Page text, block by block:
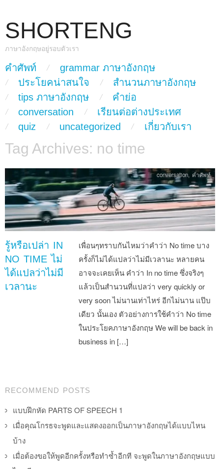
SHORTENG
ภาษาอังกฤษอยู่รอบตัวเรา
Main Menu
skip to content
คำศัพท์
grammar ภาษาอังกฤษ
ประโยคน่าสนใจ
สำนวนภาษาอังกฤษ
tips ภาษาอังกฤษ
คำย่อ
conversation
เรียนต่อต่างประเทศ
quiz
uncategorized เกี่ยวกับเรา
Tag Archives: no time
รู้หรือเปล่า IN
NO TIME ไม่
ได้แปลว่าไม่มี
เวลานะ
เพื่อนๆทราบกันไหมว่าคำว่า No time บาง
ครั้งก็ไม่ได้แปลว่าไม่มีเวลานะ หลายคน
อาจจะเคยเห็น คำว่า In no time ซึ่งจริงๆ
แล้วเป็นสำนวนที่แปลว่า very quickly or
very soon ไม่นานเท่าไหร่ อีกไม่นาน แป๊บ
เดียว นั้นเอง ตัวอย่างการใช้คำว่า No time
ในประโยคภาษาอังกฤษ We will be back in
business in […]
conversation, คำศัพท์
Post navigation
RECOMMEND POSTS
แบบฝึกหัด PARTS OF SPEECH 1
เมื่อคุณโกรธจะพูดและแสดงออกเป็นภาษาอังกฤษได้แบบไหน
บ้าง
เมื่อต้องขอให้พูดอีกครั้งหรือทำซ้ำอีกที จะพูดในภาษาอังกฤษแบบ